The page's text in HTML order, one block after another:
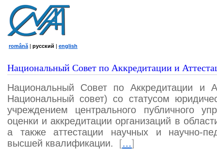
română | русский | english
Национальный Совет по Аккредитации и
Национальный Совет по Аккредитации и
Национальный совет) со статусом
учреждением центрального публичного
оценки и аккредитации организаций в
а также аттестации научных и научно-
высшей квалификации.
[…]